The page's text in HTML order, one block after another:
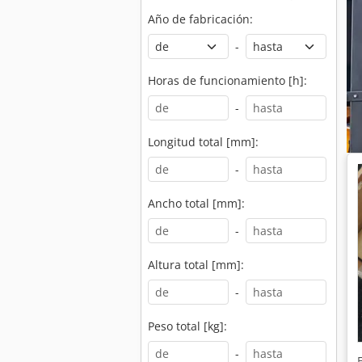
Año de fabricación:
-
Horas de funcionamiento [h]:
-
Longitud total [mm]:
-
Ancho total [mm]:
-
Altura total [mm]:
-
Peso total [kg]:
-